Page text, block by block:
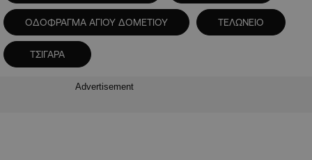
ΟΔΟΦΡΑΓΜΑ ΑΓΙΟΥ ΔΟΜΕΤΙΟΥ ΤΕΛΩΝΕΙΟ
ΤΣΙΓΑΡΑ
Advertisement